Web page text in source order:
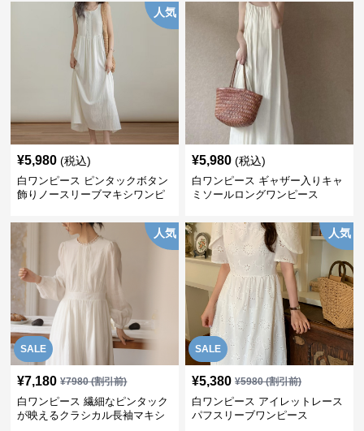
人気
¥5,980 (税込)
白ワンピース ピンタックボタン
飾りノースリーブマキシワンピ
¥5,980 (税込)
白ワンピース ギャザー入りキャ
ミソールロングワンピース
SALE
人気
¥7,180 ¥7980(割引前)
白ワンピース 繊細なピンタック
が映えるクラシカル長袖マキシ
SALE
人気
¥5,380 ¥5980(割引前)
白ワンピース アイレットレース
パフスリーブワンピース